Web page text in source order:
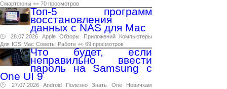
Смартфоны 👀 70 просмотров
Топ-5 программ
восстановления
данных с NAS для Mac
🕑 28.07.2026 Apple Обзоры Приложений
Компьютеры
Для IOS Mac Советы Работе 👀 69 просмотров
Что будет, если
неправильно ввести
пароль на Samsung с
One UI 9
🕑 27.07.2026 Android Полезно Знать One
Новичкам